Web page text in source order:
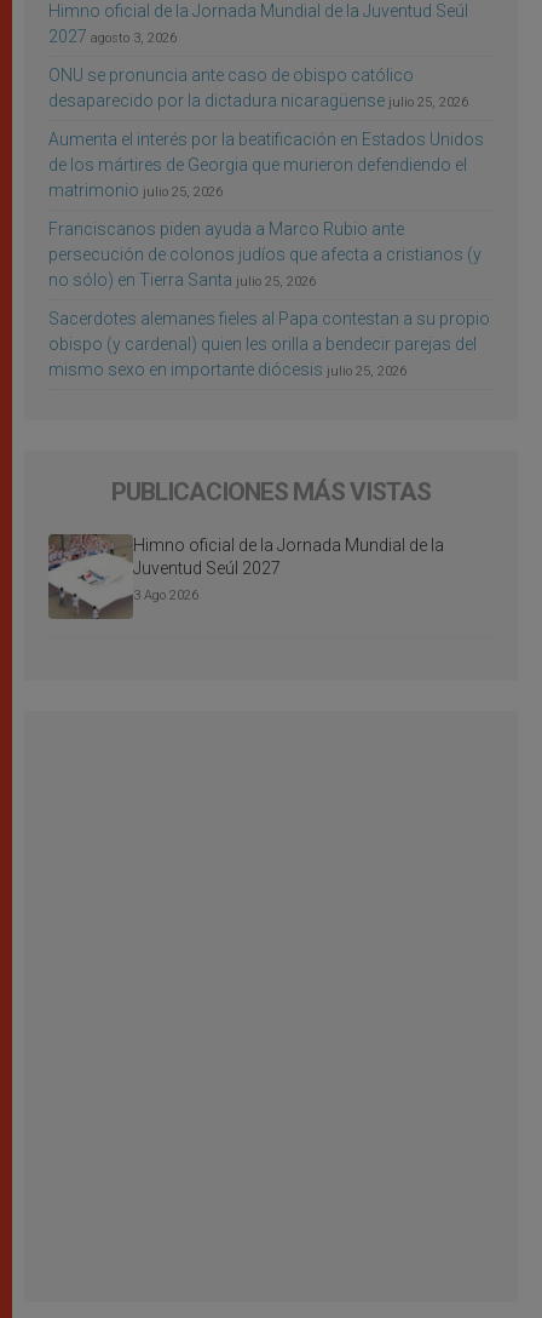
Himno oficial de la Jornada Mundial de la Juventud Seúl
2027 agosto 3, 2026
ONU se pronuncia ante caso de obispo católico
desaparecido por la dictadura nicaragüense julio 25, 2026
Aumenta el interés por la beatificación en Estados Unidos
de los mártires de Georgia que murieron defendiendo el
matrimonio julio 25, 2026
Franciscanos piden ayuda a Marco Rubio ante
persecución de colonos judíos que afecta a cristianos (y
no sólo) en Tierra Santa julio 25, 2026
Sacerdotes alemanes fieles al Papa contestan a su propio
obispo (y cardenal) quien les orilla a bendecir parejas del
mismo sexo en importante diócesis julio 25, 2026
PUBLICACIONES MÁS VISTAS
Himno oficial de la Jornada Mundial de la
Juventud Seúl 2027
3 Ago 2026